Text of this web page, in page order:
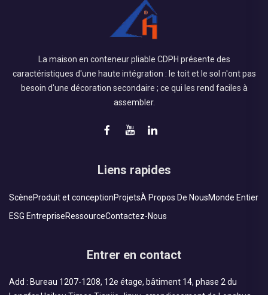
La maison en conteneur pliable CDPH présente des
caractéristiques d'une haute intégration : le toit et le sol n'ont pas
besoin d'une décoration secondaire ; ce qui les rend faciles à
assembler.
Liens rapides
ScèneProduit et conceptionProjetsÀ Propos De NousMonde Entier
ESG EntrepriseRessourceContactez-Nous
Entrer en contact
Add : Bureau 1207-1208, 12e étage, bâtiment 14, phase 2 du